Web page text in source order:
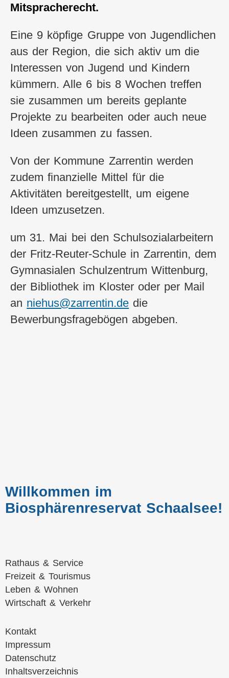
Mitspracherecht.
Eine 9 köpfige Gruppe von Jugendlichen
aus der Region, die sich aktiv um die
Interessen von Jugend und Kindern
kümmern. Alle 6 bis 8 Wochen treffen
sie zusammen um bereits geplante
Projekte zu bearbeiten oder auch neue
Ideen zusammen zu fassen.
Von der Kommune Zarrentin werden
zudem finanzielle Mittel für die
Aktivitäten bereitgestellt, um eigene
Ideen umzusetzen.
um 31. Mai bei den Schulsozialarbeitern
der Fritz-Reuter-Schule in Zarrentin, dem
Gymnasialen Schulzentrum Wittenburg,
der Bibliothek im Kloster oder per Mail
an niehus@zarrentin.de die
Bewerbungsfragebögen abgeben.
Willkommen im
Biosphärenreservat Schaalsee!
Navigation
überspringen
Rathaus & Service
Freizeit & Tourismus
Leben & Wohnen
Wirtschaft & Verkehr
Navigation
überspringen
Kontakt
Impressum
Datenschutz
Inhaltsverzeichnis